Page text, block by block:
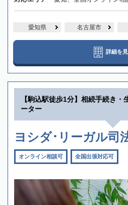
愛知県 名古屋市
詳細を
【駒込駅徒歩1分】相続手続き
ーター
ヨシダ･リーガル司
オンライン相談可 全国出張対応可